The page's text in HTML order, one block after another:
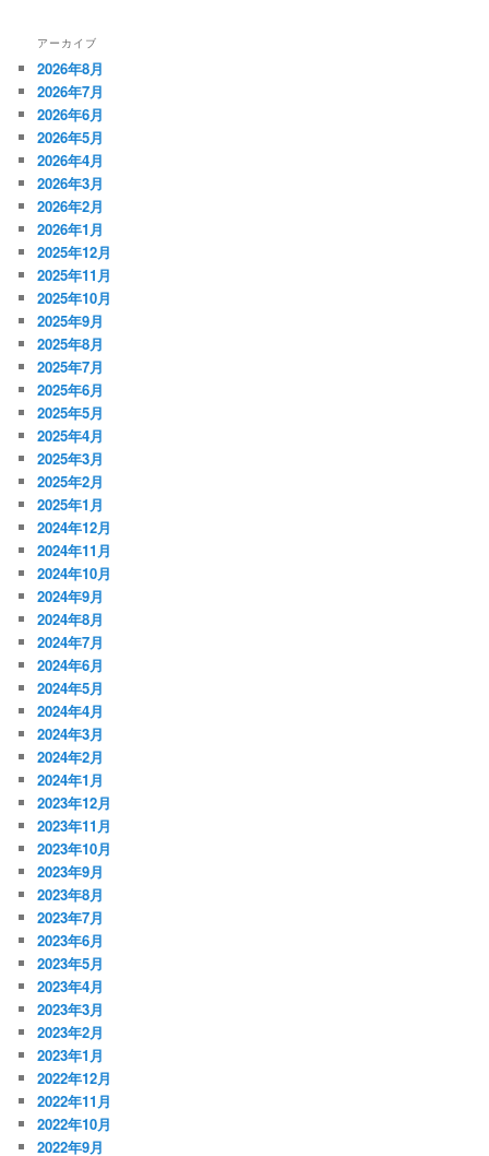
アーカイブ
2026年8月
2026年7月
2026年6月
2026年5月
2026年4月
2026年3月
2026年2月
2026年1月
2025年12月
2025年11月
2025年10月
2025年9月
2025年8月
2025年7月
2025年6月
2025年5月
2025年4月
2025年3月
2025年2月
2025年1月
2024年12月
2024年11月
2024年10月
2024年9月
2024年8月
2024年7月
2024年6月
2024年5月
2024年4月
2024年3月
2024年2月
2024年1月
2023年12月
2023年11月
2023年10月
2023年9月
2023年8月
2023年7月
2023年6月
2023年5月
2023年4月
2023年3月
2023年2月
2023年1月
2022年12月
2022年11月
2022年10月
2022年9月